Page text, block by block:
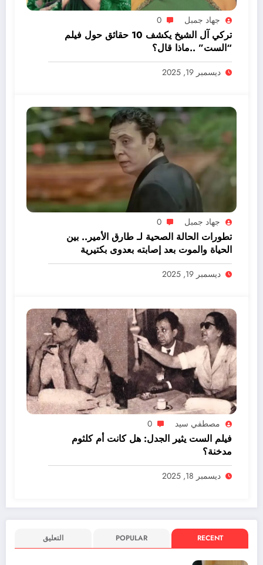
جهاد جمبل 0
تركي آل الشيخ يكشف 10 حقائق حول فيلم
“الست” ..ماذا قال؟
ديسمبر 19, 2025
جهاد جمبل 0
تطورات الحالة الصحية لـ طارق الأمير.. بين
الحياة والموت بعد إصابته بعدوى بكتيرية
ديسمبر 19, 2025
مصطفي سيد 0
فيلم الست يثير الجدل: هل كانت أم كلثوم
مدخنة؟
ديسمبر 18, 2025
RECENT
POPULAR التعليق